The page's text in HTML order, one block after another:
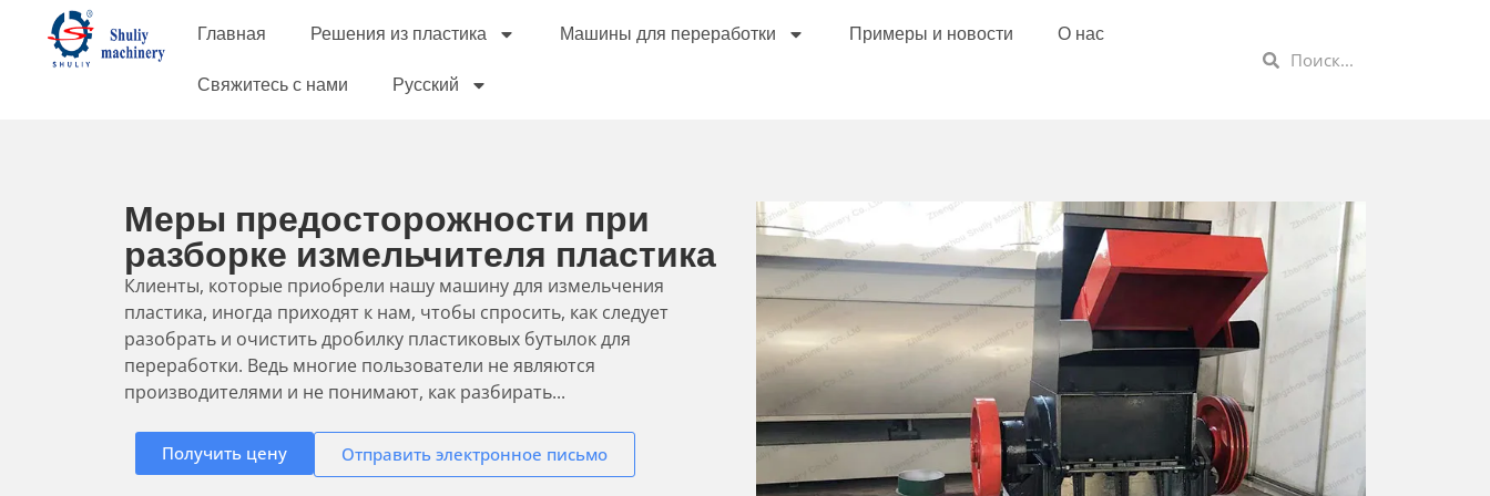
Главная Решения из пластика Машины для переработки Примеры и новости
О нас
Свяжитесь с нами
Русский
Меры предосторожности при
разборке измельчителя пластика
Клиенты, которые приобрели нашу машину для измельчения
пластика, иногда приходят к нам, чтобы спросить, как следует
разобрать и очистить дробилку пластиковых бутылок для
переработки. Ведь многие пользователи не являются
производителями и не понимают, как разбирать...
Получить цену Отправить электронное письмо